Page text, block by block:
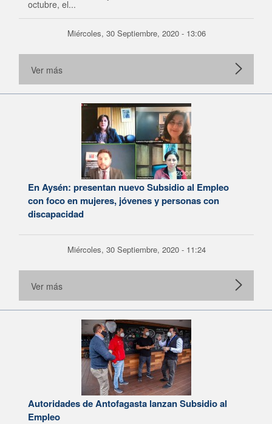
octubre, el...
Miércoles, 30 Septiembre, 2020 - 13:06
Ver más
En Aysén: presentan nuevo Subsidio al Empleo
con foco en mujeres, jóvenes y personas con
discapacidad
Miércoles, 30 Septiembre, 2020 - 11:24
Ver más
Autoridades de Antofagasta lanzan Subsidio al
Empleo